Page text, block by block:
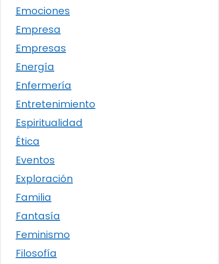
Emociones
Empresa
Empresas
Energía
Enfermería
Entretenimiento
Espiritualidad
Ética
Eventos
Exploración
Familia
Fantasía
Feminismo
Filosofía